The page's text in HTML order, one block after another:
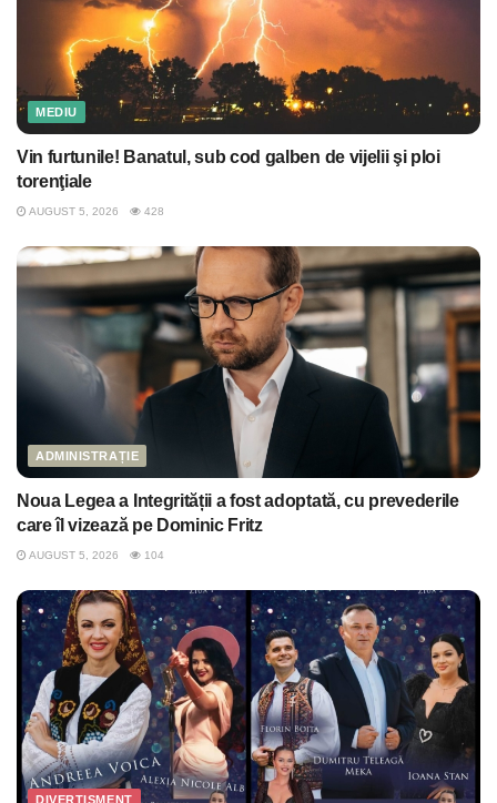
MEDIU
Vin furtunile! Banatul, sub cod galben de vijelii şi ploi
torenţiale
AUGUST 5, 2026 428
ADMINISTRAȚIE
Noua Legea a Integrității a fost adoptată, cu prevederile
care îl vizează pe Dominic Fritz
AUGUST 5, 2026 104
DIVERTISMENT